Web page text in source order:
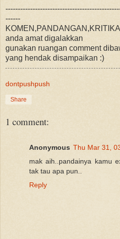
------
anda amat digalakkan
gunakan ruangan comment
yang hendak disampaikan :)
dontpushpush
Share
1 comment:
Anonymous Thu Mar 31,
mak aih..pandainya kamu
tak tau apa pun..
Reply